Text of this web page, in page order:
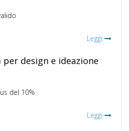
Leggi
design e ideazione
del 10%
Leggi